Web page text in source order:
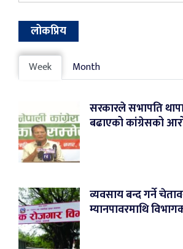
लोकप्रिय
Week Month
सरकारले सभापति
बढाएको कांग्रेसको
व्यवसाय बन्द गर्ने
म्यानपावरमाथि